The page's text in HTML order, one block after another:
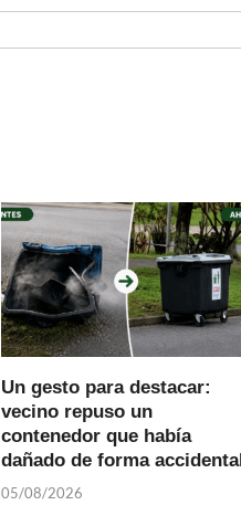
Un gesto para destacar:
vecino repuso un
contenedor que había
dañado de forma accidental
05/08/2026